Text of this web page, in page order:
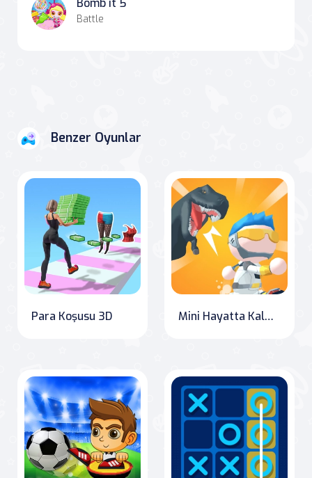
Bomb it 5
Battle
Benzer Oyunlar
Para Koşusu 3D Mini Hayatta Kalma Mücadelesi